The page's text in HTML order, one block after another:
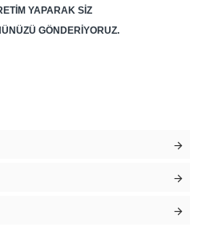
YAPARAK SIZ
GÖNDERIYORUZ.